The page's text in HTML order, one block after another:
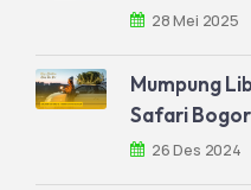
28 Mei 2025
Mumpung
Safari
26 Des 2024